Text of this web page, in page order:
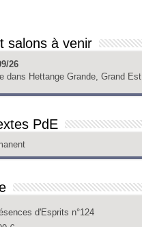
salons à venir
26
dans Hettange Grande, Grand Est
PdE
d'Esprits n°124